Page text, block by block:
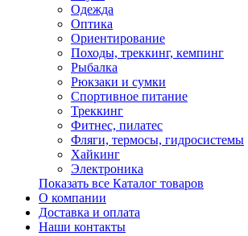
Одежда
Оптика
Ориентирование
Походы, треккинг, кемпинг
Рыбалка
Рюкзаки и сумки
Спортивное питание
Треккинг
Фитнес, пилатес
Фляги, термосы, гидросистемы
Хайкинг
Электроника
Показать все Каталог товаров
О компании
Доставка и оплата
Наши контакты